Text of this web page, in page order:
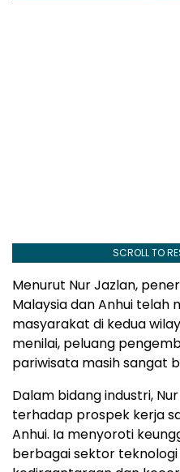
SCROLL TO
Menurut Nur Jazlan,
Malaysia dan Anhui
masyarakat di kedua
menilai, peluang
pariwisata masih sangat
Dalam bidang industri,
terhadap prospek kerja
Anhui. Ia menyoroti
berbagai sektor